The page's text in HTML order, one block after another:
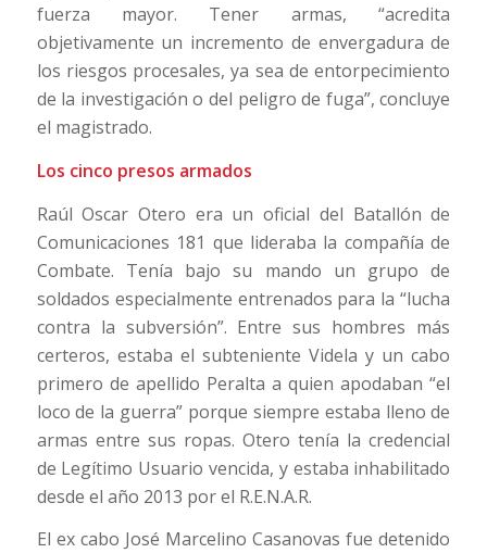
fuerza mayor. Tener armas, “acredita
objetivamente un incremento de envergadura de
los riesgos procesales, ya sea de entorpecimiento
de la investigación o del peligro de fuga”, concluye
el magistrado.
Los cinco presos armados
Raúl Oscar Otero era un oficial del Batallón de
Comunicaciones 181 que lideraba la compañía de
Combate. Tenía bajo su mando un grupo de
soldados especialmente entrenados para la “lucha
contra la subversión”. Entre sus hombres más
certeros, estaba el subteniente Videla y un cabo
primero de apellido Peralta a quien apodaban “el
loco de la guerra” porque siempre estaba lleno de
armas entre sus ropas. Otero tenía la credencial
de Legítimo Usuario vencida, y estaba inhabilitado
desde el año 2013 por el R.E.N.A.R.
El ex cabo José Marcelino Casanovas fue detenido